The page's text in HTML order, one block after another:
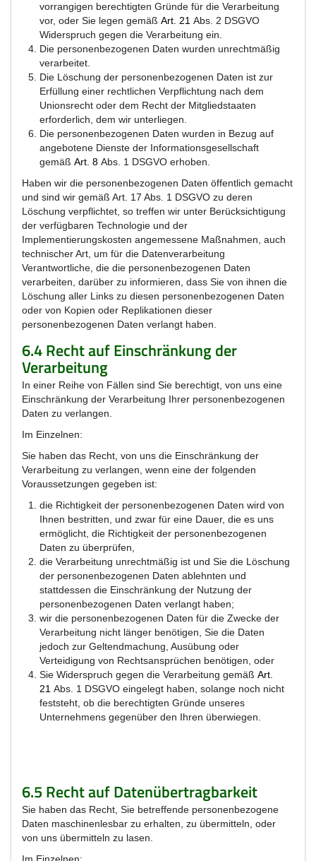
vorrangigen berechtigten Gründe für die Verarbeitung
vor, oder Sie legen gemäß Art. 21 Abs. 2 DSGVO
Widerspruch gegen die Verarbeitung ein.
Die personenbezogenen Daten wurden unrechtmäßig
verarbeitet.
Die Löschung der personenbezogenen Daten ist zur
Erfüllung einer rechtlichen Verpflichtung nach dem
Unionsrecht oder dem Recht der Mitgliedstaaten
erforderlich, dem wir unterliegen.
Die personenbezogenen Daten wurden in Bezug auf
angebotene Dienste der Informationsgesellschaft
gemäß Art. 8 Abs. 1 DSGVO erhoben.
Haben wir die personenbezogenen Daten öffentlich gemacht
und sind wir gemäß Art. 17 Abs. 1 DSGVO zu deren
Löschung verpflichtet, so treffen wir unter Berücksichtigung
der verfügbaren Technologie und der
Implementierungskosten angemessene Maßnahmen, auch
technischer Art, um für die Datenverarbeitung
Verantwortliche, die die personenbezogenen Daten
verarbeiten, darüber zu informieren, dass Sie von ihnen die
Löschung aller Links zu diesen personenbezogenen Daten
oder von Kopien oder Replikationen dieser
personenbezogenen Daten verlangt haben.
6.4 Recht auf Einschränkung der
Verarbeitung
In einer Reihe von Fällen sind Sie berechtigt, von uns eine
Einschränkung der Verarbeitung Ihrer personenbezogenen
Daten zu verlangen.
Im Einzelnen:
Sie haben das Recht, von uns die Einschränkung der
Verarbeitung zu verlangen, wenn eine der folgenden
Voraussetzungen gegeben ist:
die Richtigkeit der personenbezogenen Daten wird von
Ihnen bestritten, und zwar für eine Dauer, die es uns
ermöglicht, die Richtigkeit der personenbezogenen
Daten zu überprüfen,
die Verarbeitung unrechtmäßig ist und Sie die Löschung
der personenbezogenen Daten ablehnten und
stattdessen die Einschränkung der Nutzung der
personenbezogenen Daten verlangt haben;
wir die personenbezogenen Daten für die Zwecke der
Verarbeitung nicht länger benötigen, Sie die Daten
jedoch zur Geltendmachung, Ausübung oder
Verteidigung von Rechtsansprüchen benötigen, oder
Sie Widerspruch gegen die Verarbeitung gemäß Art.
21 Abs. 1 DSGVO eingelegt haben, solange noch nicht
feststeht, ob die berechtigten Gründe unseres
Unternehmens gegenüber den Ihren überwiegen.
6.5 Recht auf Datenübertragbarkeit
Sie haben das Recht, Sie betreffende personenbezogene
Daten maschinenlesbar zu erhalten, zu übermitteln, oder
von uns übermitteln zu lasen.